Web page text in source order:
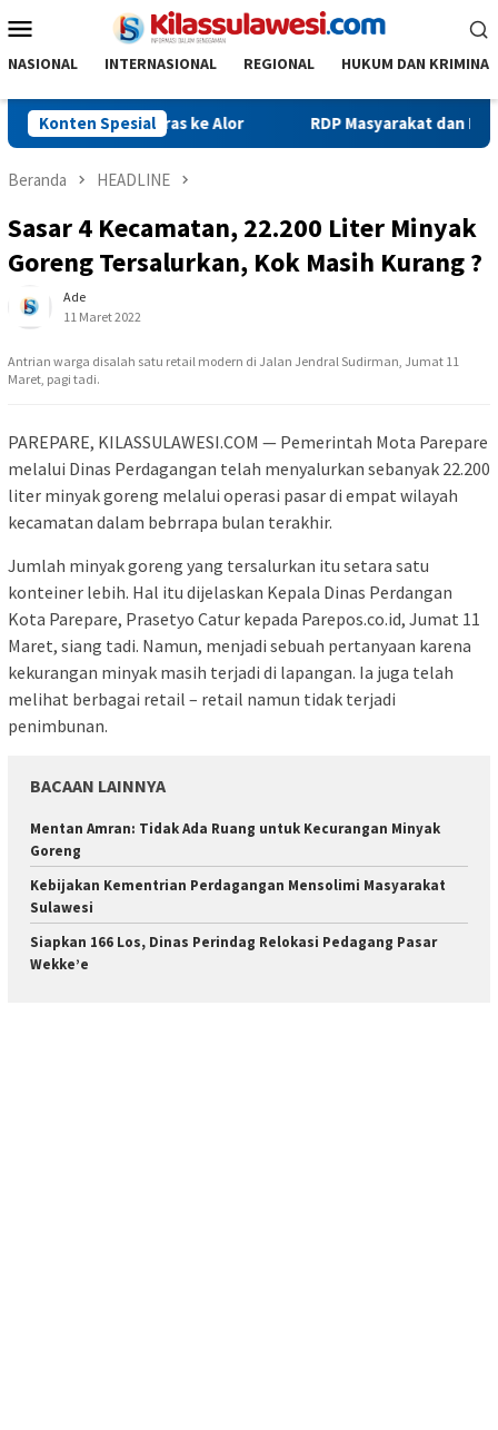
Mobile
NASIONAL INTERNASIONAL REGIONAL HUKUM DAN KRIMINAL
Konten Spesial
Beras ke Alor RDP Masyarakat dan PNM Mekaar
Beranda HEADLINE
Sasar 4 Kecamatan, 22.200 Liter Minyak
Goreng Tersalurkan, Kok Masih Kurang ?
Ade
11 Maret 2022
Antrian warga disalah satu retail modern di Jalan Jendral Sudirman, Jumat 11
Maret, pagi tadi.
PAREPARE, KILASSULAWESI.COM — Pemerintah Mota Parepare
melalui Dinas Perdagangan telah menyalurkan sebanyak 22.200
liter minyak goreng melalui operasi pasar di empat wilayah
kecamatan dalam bebrrapa bulan terakhir.
Jumlah minyak goreng yang tersalurkan itu setara satu
konteiner lebih. Hal itu dijelaskan Kepala Dinas Perdangan
Kota Parepare, Prasetyo Catur kepada Parepos.co.id, Jumat 11
Maret, siang tadi. Namun, menjadi sebuah pertanyaan karena
kekurangan minyak masih terjadi di lapangan. Ia juga telah
melihat berbagai retail – retail namun tidak terjadi
penimbunan.
BACAAN LAINNYA
Mentan Amran: Tidak Ada Ruang untuk Kecurangan Minyak
Goreng
Kebijakan Kementrian Perdagangan Mensolimi Masyarakat
Sulawesi
Siapkan 166 Los, Dinas Perindag Relokasi Pedagang Pasar
Wekke’e